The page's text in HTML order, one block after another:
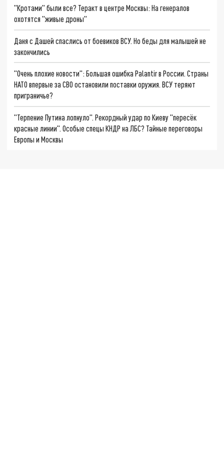
"Кротами" были все? Теракт в центре Москвы: На генералов
охотятся "живые дроны"
Даня с Дашей спаслись от боевиков ВСУ. Но беды для малышей не
закончились
"Очень плохие новости": Большая ошибка Palantir в России. Страны
НАТО впервые за СВО остановили поставки оружия. ВСУ теряют
приграничье?
"Терпение Путина лопнуло". Рекордный удар по Киеву "пересёк
красные линии". Особые спецы КНДР на ЛБС? Тайные переговоры
Европы и Москвы